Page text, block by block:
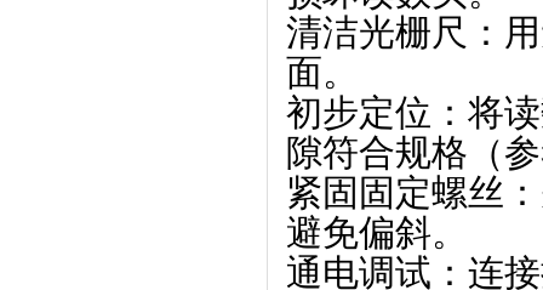
清洁光栅尺‌：
面。
初步定位‌：将
隙符合规格（
紧固固定螺丝‌
避免偏斜。
通电调试‌：连